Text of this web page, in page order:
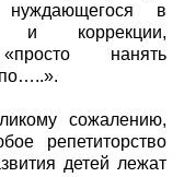
нуждающегося в
и коррекции,
нанять
по…..».
сожалению,
репетиторство
детей лежат